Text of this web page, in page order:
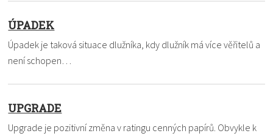
ÚPADEK
Úpadek je taková situace dlužníka, kdy dlužník má více věřitelů a
není schopen…
UPGRADE
Upgrade je pozitivní změna v ratingu cenných papírů. Obvykle k